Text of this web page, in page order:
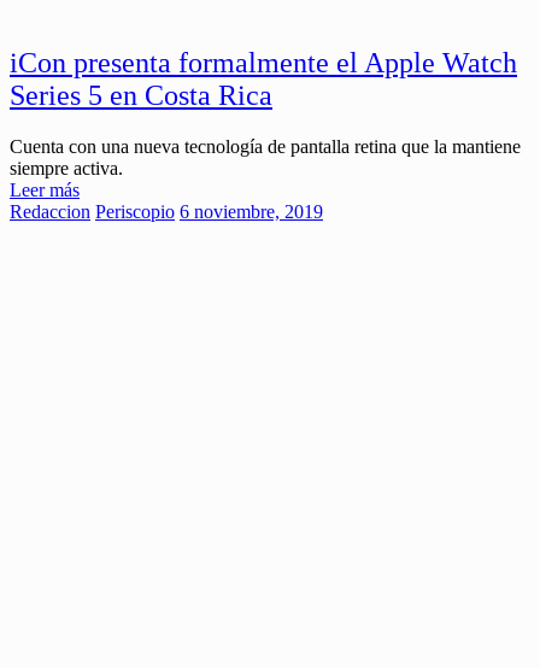
iCon presenta formalmente el Apple Watch
Series 5 en Costa Rica
Cuenta con una nueva tecnología de pantalla retina que la mantiene
siempre activa.
Leer más
Redaccion Periscopio 6 noviembre, 2019